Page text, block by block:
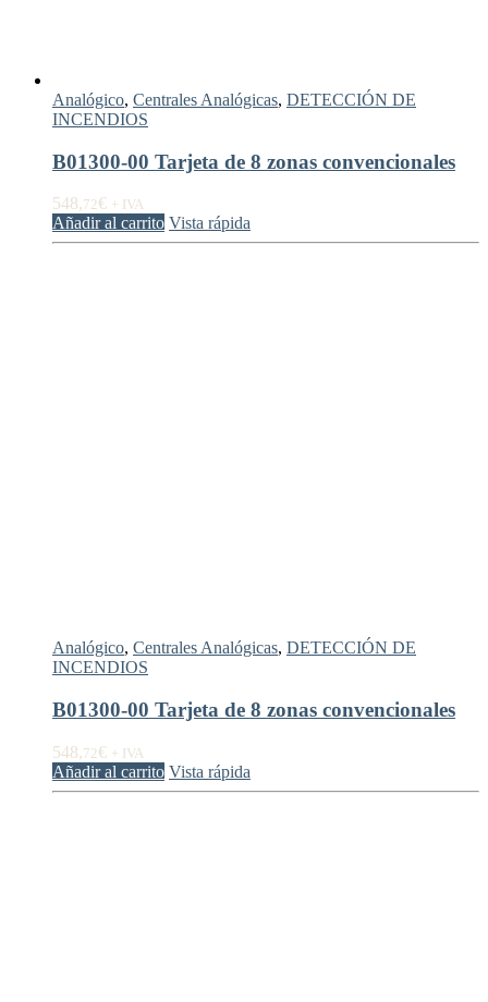
Analógico, Centrales Analógicas, DETECCIÓN DE
INCENDIOS
B01300-00 Tarjeta de 8 zonas convencionales
548,72€ + IVA
Añadir al carrito Vista rápida
Analógico, Centrales Analógicas, DETECCIÓN DE
INCENDIOS
B01300-00 Tarjeta de 8 zonas convencionales
548,72€ + IVA
Añadir al carrito Vista rápida